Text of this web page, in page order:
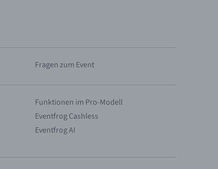
Fragen zum Event
Funktionen im Pro-Modell
Eventfrog Cashless
Eventfrog AI